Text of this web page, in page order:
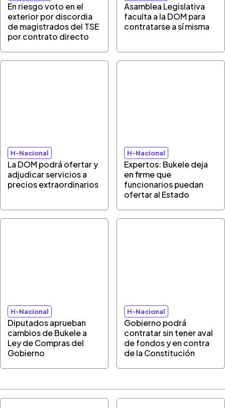
En riesgo voto en el
exterior por discordia
de magistrados del TSE
por contrato directo
Asamblea Legislativa
faculta a la DOM para
contratarse a sí misma
H-Nacional
La DOM podrá ofertar y
adjudicar servicios a
precios extraordinarios
H-Nacional
Expertos: Bukele deja
en firme que
funcionarios puedan
ofertar al Estado
H-Nacional
Diputados aprueban
cambios de Bukele a
Ley de Compras del
Gobierno
H-Nacional
Gobierno podrá
contratar sin tener aval
de fondos y en contra
de la Constitución